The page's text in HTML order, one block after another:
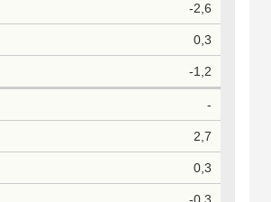
-2,6
0,3
-1,2
-
2,7
0,3